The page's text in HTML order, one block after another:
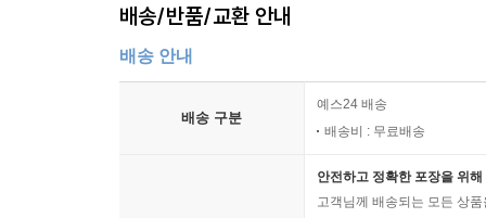
배송/반품/교환 안내
배송 안내
배송 구분
예스24 배송
배송비 : 무료배송
안전하고 정확한 포장을 위
고객님께 배송되는 모든 상